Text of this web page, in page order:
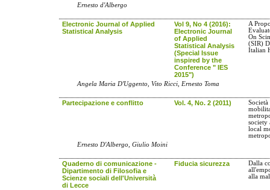
Ernesto d'Albergo
Electronic Journal of Applied
Statistical Analysis
Vol 9, No 4 (2016):
Electronic Journal
of Applied
Statistical Analysis
(Special Issue
inspired by the
Conference " IES
2015")
A
On
(SIR)
Italian
Angela Maria D'Uggento, Vito Ricci, Ernesto Toma
Partecipazione e conflitto Vol. 4, No. 2 (2011)
society
local
Ernesto D'Albergo, Giulio Moini
Quaderno di comunicazione -
Dipartimento di Filosofia e
Scienze sociali dell'Università
di Lecce
Fiducia sicurezza
Dalla
alla